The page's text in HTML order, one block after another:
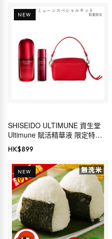
NEW
SHISEIDO ULTIMUNE 資生堂
Ultimune 賦活精華液 限定特別
套裝
HK$899
NEW